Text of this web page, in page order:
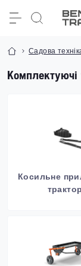
Садова
Комплектуючі
Косильне